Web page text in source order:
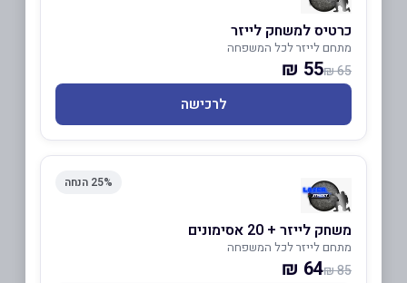
כרטיס למשחק לייזר
מתחם לייזר לכל המשפחה
65 ₪
55 ₪
לרכישה
25% הנחה
משחק לייזר + 20 אסימונים
מתחם לייזר לכל המשפחה
85 ₪
64 ₪